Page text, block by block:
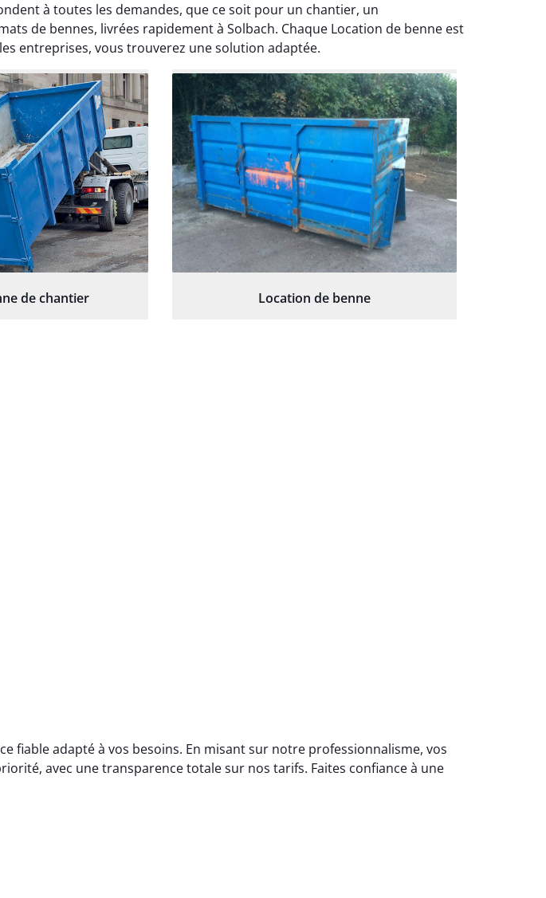
à toutes les demandes, que ce soit pour un chantier, un
de bennes, livrées rapidement à Solbach. Chaque Location de benne est
entreprises, vous trouverez une solution adaptée.
de chantier Location de benne
fiable adapté à vos besoins. En misant sur notre professionnalisme, vos
avec une transparence totale sur nos tarifs. Faites confiance à une